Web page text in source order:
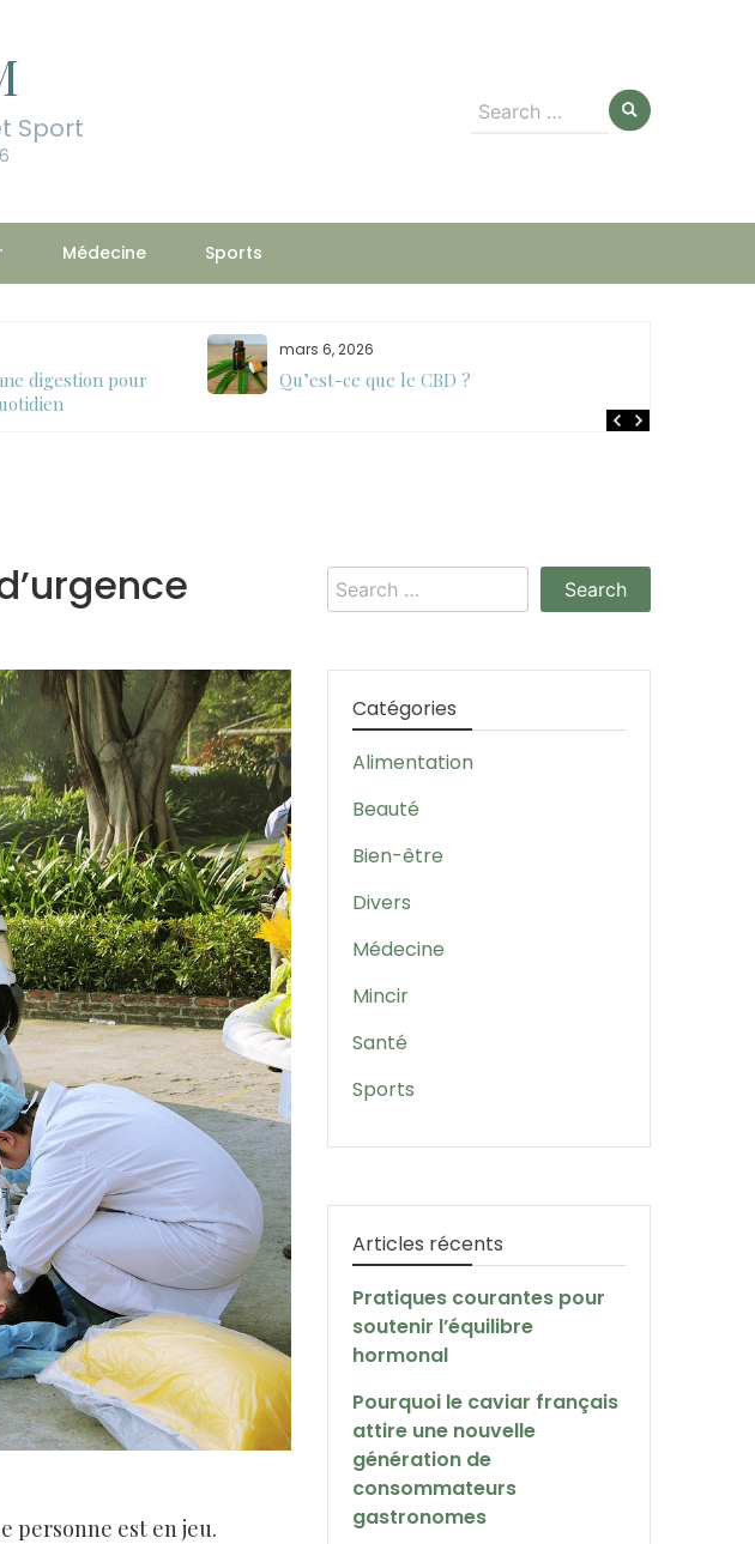
Sport
Search
Médecine Sports
digestion pour
mars 6, 2026
Qu’est-ce que le CBD ?
personne est en jeu.
Search
for:
Catégories
Alimentation
Beauté
Bien-être
Divers
Médecine
Mincir
Santé
Sports
Articles récents
Pratiques courantes pour
soutenir l’équilibre
hormonal
Pourquoi le caviar français
attire une nouvelle
génération de
consommateurs
gastronomes